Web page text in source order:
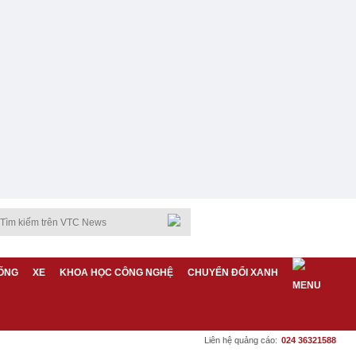
XE KHOA HỌC CÔNG NGHỆ CHUYỂN ĐỔI XANH
Liên hệ quảng cáo: 024 36321588